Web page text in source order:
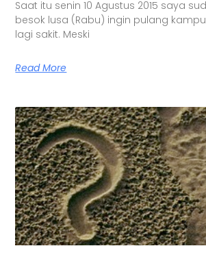
Saat itu senin 10 Agustus 2015 saya
besok lusa (Rabu) ingin pulang
lagi sakit. Meski
Read More